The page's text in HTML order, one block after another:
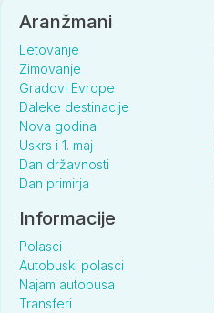
Aranžmani
Letovanje
Zimovanje
Gradovi Evrope
Daleke destinacije
Nova godina
Uskrs i 1. maj
Dan državnosti
Dan primirja
Informacije
Polasci
Autobuski polasci
Najam autobusa
Transferi